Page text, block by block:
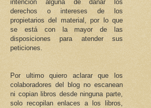
intención alguna de dañar los
derechos o intereses de los
propietarios del material, por lo que
se está con la mayor de las
disposiciones para atender sus
peticiones.
Por ultimo quiero aclarar que los
colaboradores del blog no escanean
ni copian libros desde ninguna parte,
solo recopilan enlaces a los libros,